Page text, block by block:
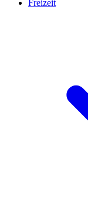
Freizeit